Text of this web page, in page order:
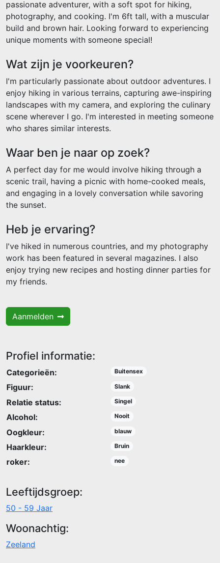
passionate adventurer, with a soft spot for hiking,
photography, and cooking. I'm 6ft tall, with a muscular
build and brown hair. Looking forward to experiencing
unique moments with someone special!
Wat zijn je voorkeuren?
I'm particularly passionate about outdoor adventures. I
enjoy hiking in various terrains, capturing awe-inspiring
landscapes with my camera, and exploring the culinary
scene wherever I go. I'm interested in meeting someone
who shares similar interests.
Waar ben je naar op zoek?
A perfect day for me would involve hiking through a
scenic trail, having a picnic with home-cooked meals,
and engaging in a lovely conversation while savoring
the sunset.
Heb je ervaring?
I've hiked in numerous countries, and my photography
work has been featured in several magazines. I also
enjoy trying new recipes and hosting dinner parties for
my friends.
Aanmelden
Profiel informatie:
Categorieën: Buitensex
Figuur: Slank
Relatie status: Singel
Alcohol: Nooit
Oogkleur: blauw
Haarkleur: Bruin
roker: nee
Leeftijdsgroep:
50 - 59 Jaar
Woonachtig:
Zeeland